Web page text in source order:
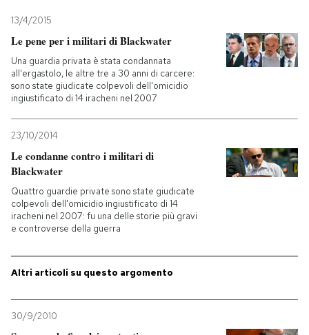
Tecnologia
Internet
Scienza
Cultura
Ok Boomer!
Europa
PODCAST
NEWSLETTER
I MIEI PREFERITI
SHOP
13/4/2015
Le pene per i militari di Blackwater
Una guardia privata è stata condannata
all'ergastolo, le altre tre a 30 anni di carcere:
sono state giudicate colpevoli dell'omicidio
ingiustificato di 14 iracheni nel 2007
23/10/2014
Le condanne contro i militari di
Blackwater
Quattro guardie private sono state giudicate
colpevoli dell'omicidio ingiustificato di 14
iracheni nel 2007: fu una delle storie più gravi
e controverse della guerra
Altri articoli su questo argomento
30/9/2010